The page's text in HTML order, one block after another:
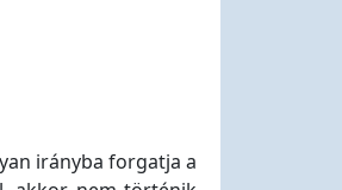
irányba forgatja a